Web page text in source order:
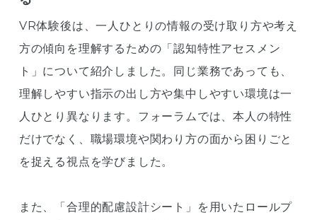
VR体験後は、一人ひとりの情報の受け取り方や考え
方の傾向を理解するための「認知特性アセスメン
ト」について紹介しました。同じ業務であっても、
理解しやすい指示の出し方や集中しやすい環境は一
人ひとり異なります。フォーラムでは、本人の特性
だけでなく、職場環境や関わり方の面から困りごと
を捉える視点を学びました。
また、「合理的配慮設計シート」を用いたロールプ